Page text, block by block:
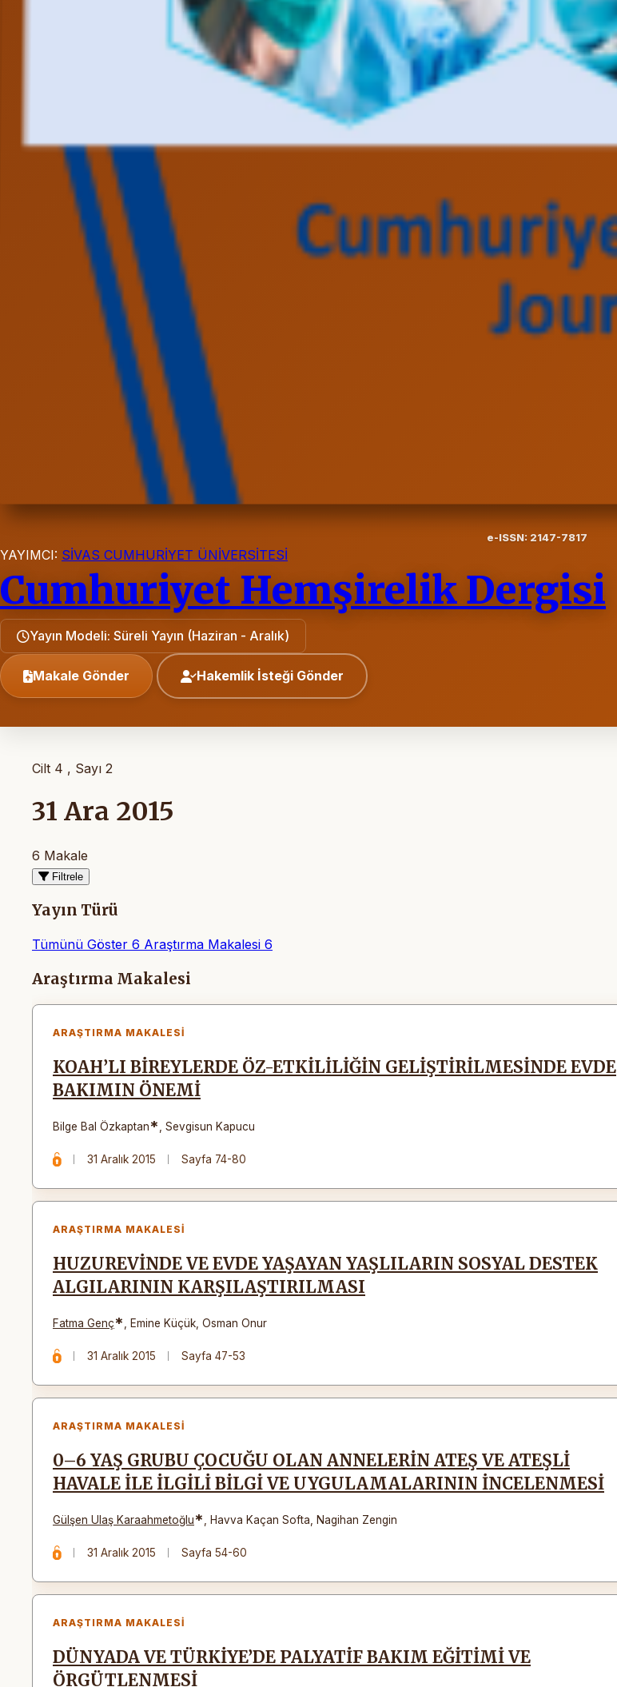
e-ISSN: 2147-7817
YAYIMCI: SİVAS CUMHURİYET ÜNİVERSİTESİ
Cumhuriyet Hemşirelik Dergisi
Yayın Modeli: Süreli Yayın (Haziran - Aralık)
Makale Gönder Hakemlik İsteği Gönder
Cilt 4 , Sayı 2
31 Ara 2015
6 Makale
Filtrele
Yayın Türü
Tümünü Göster 6 Araştırma Makalesi 6
Makaleler
Araştırma Makalesi
ARAŞTIRMA MAKALESI
KOAH’LI BİREYLERDE ÖZ-ETKİLİLİĞİN GELİŞTİRİLMESİNDE EVDE
BAKIMIN ÖNEMİ
Bilge Bal Özkaptan* Sevgisun Kapucu
31 Aralık 2015 Sayfa 74-80
ARAŞTIRMA MAKALESI
HUZUREVİNDE VE EVDE YAŞAYAN YAŞLILARIN SOSYAL DESTEK
ALGILARININ KARŞILAŞTIRILMASI
Fatma Genç* Emine Küçük Osman Onur
31 Aralık 2015 Sayfa 47-53
ARAŞTIRMA MAKALESI
0–6 YAŞ GRUBU ÇOCUĞU OLAN ANNELERİN ATEŞ VE ATEŞLİ
HAVALE İLE İLGİLİ BİLGİ VE UYGULAMALARININ İNCELENMESİ
Gülşen Ulaş Karaahmetoğlu* Havva Kaçan Softa Nagihan Zengin
31 Aralık 2015 Sayfa 54-60
ARAŞTIRMA MAKALESI
DÜNYADA VE TÜRKİYE’DE PALYATİF BAKIM EĞİTİMİ VE
ÖRGÜTLENMESİ